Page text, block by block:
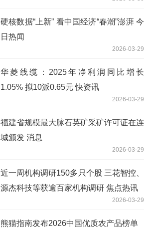
硬核数据“上新” 看中国经济“春潮”澎湃 今
日热闻
2026-03-29
华菱线缆：2025年净利润同比增长
1.05% 拟10派0.65元 快资讯
2026-03-29
福建省规模最大脉石英矿采矿许可证在连
城颁发 消息
2026-03-29
近一周机构调研150多只个股 三花智控、
源杰科技等获逾百家机构调研 焦点热讯
2026-03-29
熊猫指南发布2026中国优质农产品榜单